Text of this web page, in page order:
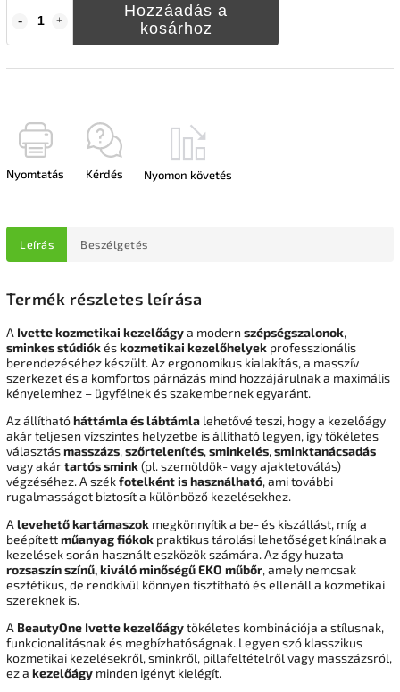
Hozzáadás a
kosárhoz
Nyomtatás Kérdés Nyomon követés
Leírás Beszélgetés
Termék részletes leírása
A Ivette kozmetikai kezelőágya modern szépségszalonok,
sminkes stúdiókéskozmetikai kezelőhelyek professzionális
berendezéséhez készült. Az ergonomikus kialakítás, a masszív
szerkezet és a komfortos párnázás mind hozzájárulnak a maximális
kényelemhez – ügyfélnek és szakembernek egyaránt.
Az állíthatóháttámla és lábtámla lehetővé teszi, hogy a kezelőágy
akár teljesen vízszintes helyzetbe is állítható legyen, így tökéletes
választásmasszázs,szőrtelenítés,sminkelés,sminktanácsadás
vagy akártartós smink(pl. szemöldök- vagy ajaktetoválás)
végzéséhez. A székfotelként is használható, ami további
rugalmasságot biztosít a különböző kezelésekhez.
A levehető kartámaszok megkönnyítik a be- és kiszállást, míg a
beépítettműanyag fiókok praktikus tárolási lehetőséget kínálnak a
kezelések során használt eszközök számára. Az ágy huzata
rozsaszín színű, kiváló minőségű EKO műbőr, amely nemcsak
esztétikus, de rendkívül könnyen tisztítható és ellenáll a kozmetikai
szereknek is.
A BeautyOne Ivette kezelőágytökéletes kombinációja a stílusnak,
funkcionalitásnak és megbízhatóságnak. Legyen szó klasszikus
kozmetikai kezelésekről, sminkről, pillafeltételről vagy masszázsról,
ez a kezelőágy minden igényt kielégít.